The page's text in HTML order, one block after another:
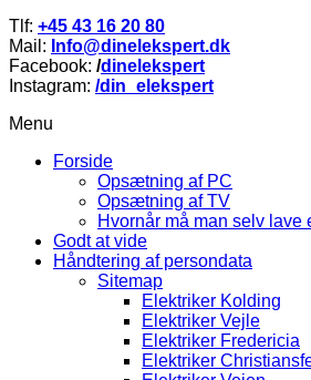
Tlf: +45 43 16 20 80
Mail: Info@dinelekspert.dk
Facebook: /dinelekspert
Instagram: /din_elekspert
Menu
Forside
Opsætning af PC
Opsætning af TV
Hvornår må man selv lave
Godt at vide
Håndtering af persondata
Sitemap
Elektriker Kolding
Elektriker Vejle
Elektriker Fredericia
Elektriker